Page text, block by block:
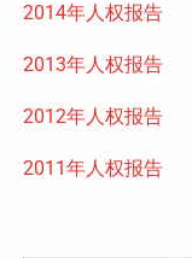
2014年人权报告
2013年人权报告
2012年人权报告
2011年人权报告